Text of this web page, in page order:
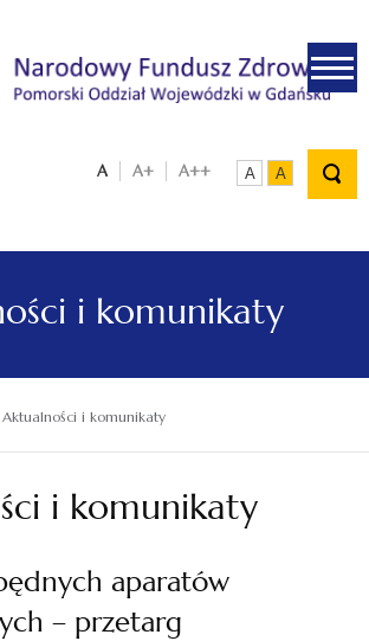
A A+ A++ A A
i komunikaty
Aktualności i komunikaty
i komunikaty
aparatów
– przetarg